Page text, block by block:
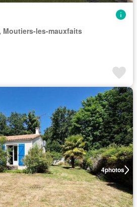
Moutiers-les-mauxfaits
4photos